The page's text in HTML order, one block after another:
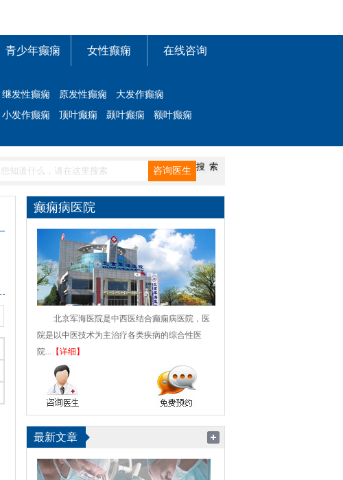
青少年癫痫 女性癫痫 在线咨询
继发性癫痫 原发性癫痫
大发作癫痫
小发作癫痫
顶叶癫痫 颞叶癫痫 额叶癫痫
癫痫病医院
北京军海医院是中西医结合癫痫病医院，医
院是以中医技术为主治疗各类疾病的综合性医
院... 【详细】
最新文章